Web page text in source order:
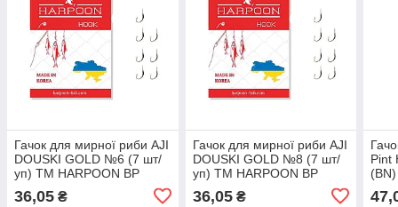
Гачок для мирної риби AJI
DOUSKI GOLD №6 (7 шт/
уп) ТМ HARPOON BP
36,05 ₴
Гачок для мирної риби AJI
DOUSKI GOLD №8 (7 шт/
уп) ТМ HARPOON BP
36,05₴
Pint